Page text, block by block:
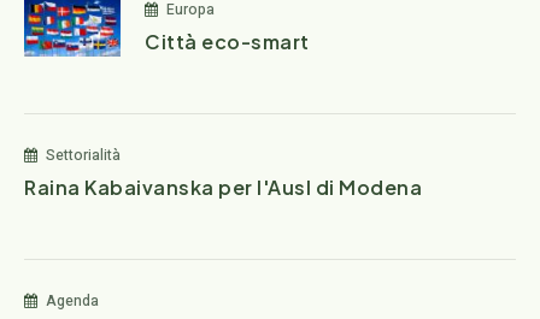
Europa
Città eco-smart
Settorialità
Raina Kabaivanska per l'Ausl di Modena
Agenda